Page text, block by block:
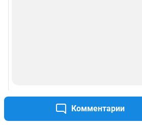
Комментарии